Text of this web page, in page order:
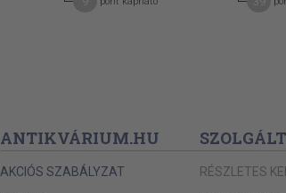
ANTIKVÁRIUM.HU
AKCIÓS SZABÁLYZAT RÉSZLETES